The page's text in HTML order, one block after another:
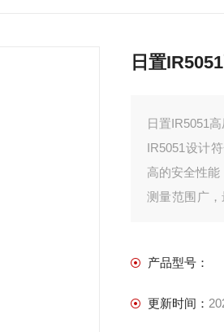
日置
日置IR5051
IR5051设计
高的安全性能
测量范围广
用户在数以
产品型号：
更新时间：